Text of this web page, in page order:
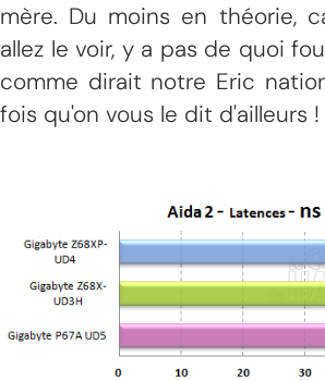
mère. Du moins en théorie,
allez le voir, y a pas de quoi
comme dirait notre Eric
fois qu'on vous le dit d'ailleurs !